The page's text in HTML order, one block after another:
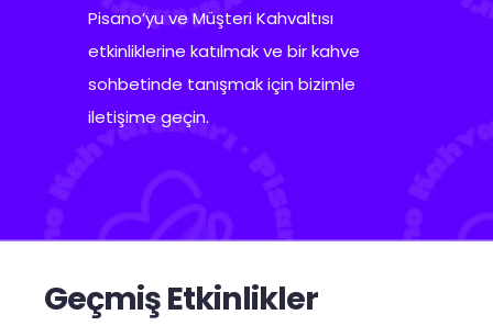
Pisano’yuveMüşteriKahvaltısı
etkinliklerine katılmakve bir kahve
sohbetinde tanışmak için bizimle
iletişimegeçin.
Geçmiş Etkinlikler